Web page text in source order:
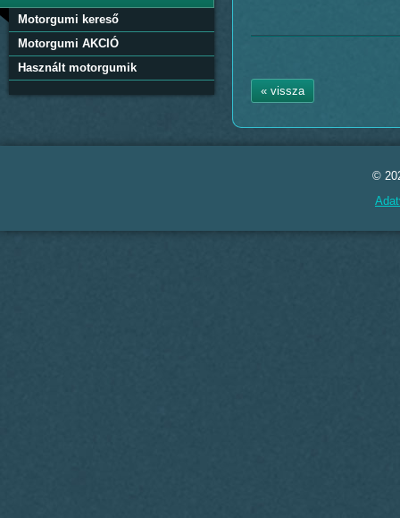
Motorgumi kereső
Motorgumi AKCIÓ
Használt motorgumik
« vissza
©